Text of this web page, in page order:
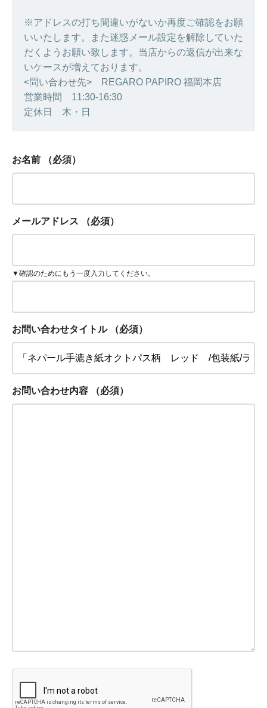
※アドレスの打ち間違いがないか再度ご確認をお願
いいたします。また迷惑メール設定を解除していた
だくようお願い致します。当店からの返信が出来な
いケースが増えております。
<問い合わせ先> REGARO PAPIRO 福岡本店
営業時間 11:30-16:30
定休日 木・日
お名前 （必須）
メールアドレス （必須）
▼確認のためにもう一度入力してください。
お問い合わせタイトル （必須）
お問い合わせ内容 （必須）